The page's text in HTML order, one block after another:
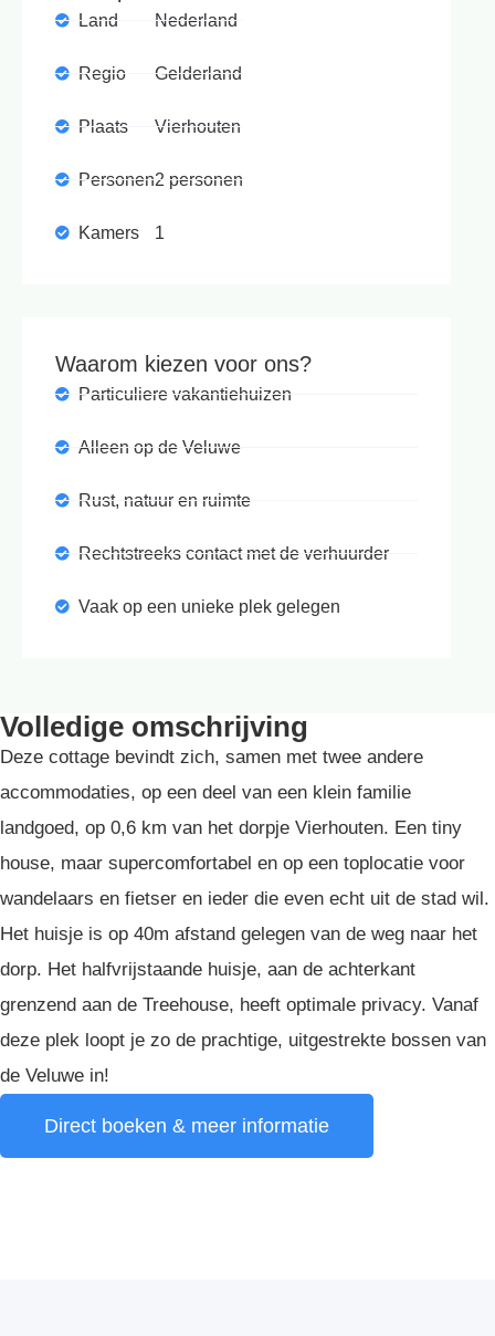
Land
Regio
Plaats
Personen
Kamers
Nederland
Gelderland
Vierhouten
2 personen
1
Waarom kiezen voor ons?
Particuliere vakantiehuizen
Alleen op de Veluwe
Rust, natuur en ruimte
Rechtstreeks contact met de verhuurder
Vaak op een unieke plek gelegen
Volledige omschrijving
Deze cottage bevindt zich, samen met twee andere
accommodaties, op een deel van een klein familie
landgoed, op 0,6 km van het dorpje Vierhouten. Een tiny
house, maar supercomfortabel en op een toplocatie voor
wandelaars en fietser en ieder die even echt uit de stad wil.
Het huisje is op 40m afstand gelegen van de weg naar het
dorp. Het halfvrijstaande huisje, aan de achterkant
grenzend aan de Treehouse, heeft optimale privacy. Vanaf
deze plek loopt je zo de prachtige, uitgestrekte bossen van
de Veluwe in!
Direct boeken & meer informatie